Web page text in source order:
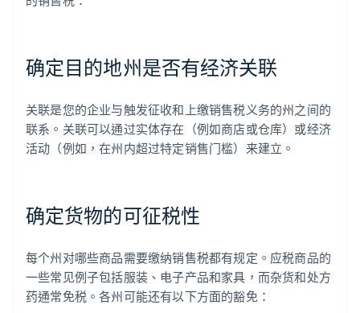
确定目的地州是否有经济关联
关联是您的企业与触发征收和上缴销售税义务的州之间的
联系。关联可以通过实体存在（例如商店或仓库）或经济
活动（例如，在州内超过特定销售门槛）来建立。
确定货物的可征税性
每个州对哪些商品需要缴纳销售税都有规定。应税商品的
一些常见例子包括服装、电子产品和家具，而杂货和处方
药通常免税。各州可能还有以下方面的豁免：